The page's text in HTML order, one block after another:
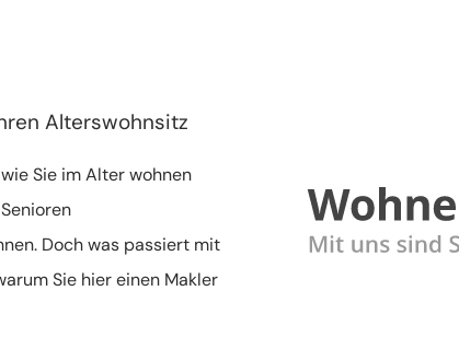
Alterswohnsitz
Sie im Alter wohnen
Doch was passiert mit
Sie hier einen Makler